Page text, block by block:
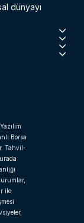
dünyayı
Borsa
Tahvil-
ile